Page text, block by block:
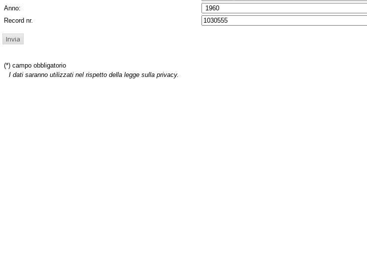
Anno:
Record nr.
(*) campo obbligatorio
I dati saranno utilizzati nel rispetto della legge sulla privacy.